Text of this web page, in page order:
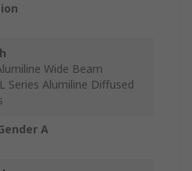
Wide Beam
Series Alumiline Diffused
A